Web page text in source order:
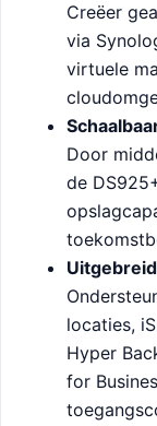
Creëer
via
virtuele
Door
de
locaties,
Hyper
for